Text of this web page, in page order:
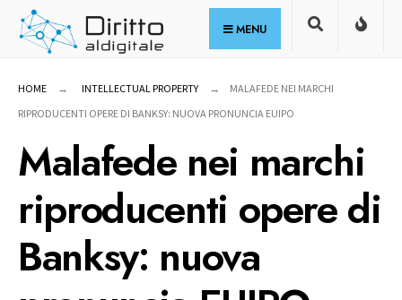
Skip
MENU
HOME INTELLECTUAL PROPERTY
MALAFEDE NEI MARCHI
RIPRODUCENTI OPERE DI BANKSY: NUOVA PRONUNCIA EUIPO
Malafede nei marchi
riproducenti opere di
Banksy: nuova